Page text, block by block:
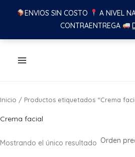
ENVIOS SIN COSTO A NIVEL
CONTRAENTREGA
Inicio / Productos etiquetados “Crema
Crema facial
Mostrando el único resultado